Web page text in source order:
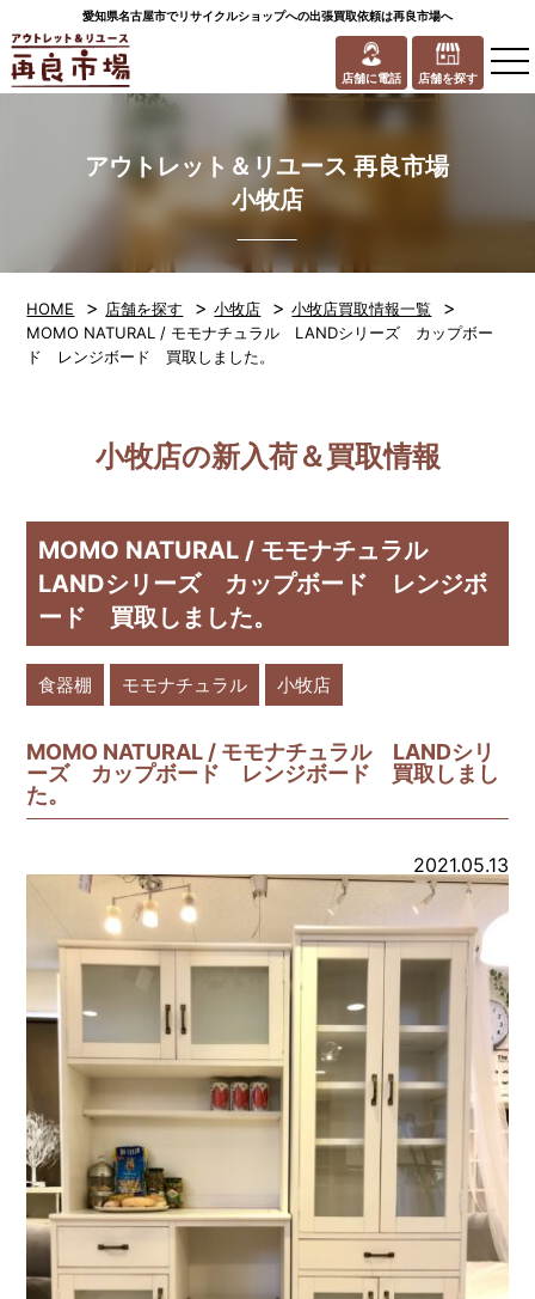
愛知県名古屋市でリサイクルショップへの出張買取依頼は再良市場へ
店舗に電話 店舗を探す
アウトレット＆リユース 再良市場
小牧店
HOME > 店舗を探す >小牧店 >小牧店買取情報一覧 >
MOMO NATURAL / モモナチュラル LANDシリーズ カップボー
ド レンジボード 買取しました。
小牧店の新入荷＆買取情報
MOMO NATURAL / モモナチュラル
LANDシリーズ カップボード レンジボ
ード 買取しました。
食器棚 モモナチュラル 小牧店
MOMO NATURAL / モモナチュラル LANDシリ
ーズ カップボード レンジボード 買取しまし
た。
2021.05.13